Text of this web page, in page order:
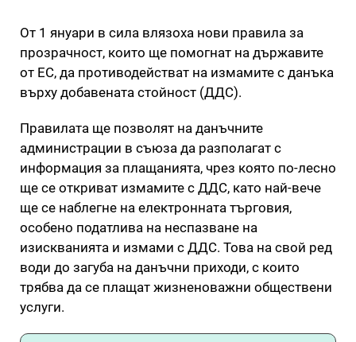
От 1 януари в сила влязоха нови правила за
прозрачност, които ще помогнат на държавите
от ЕС, да противодействат на измамите с данъка
върху добавената стойност (ДДС).
Правилата ще позволят на данъчните
администрации в съюза да разполагат с
информация за плащанията, чрез която по-лесно
ще се откриват измамите с ДДС, като най-вече
ще се наблегне на електронната търговия,
особено податлива на неспазване на
изискванията и измами с ДДС. Това на свой ред
води до загуба на данъчни приходи, с които
трябва да се плащат жизненоважни обществени
услуги.